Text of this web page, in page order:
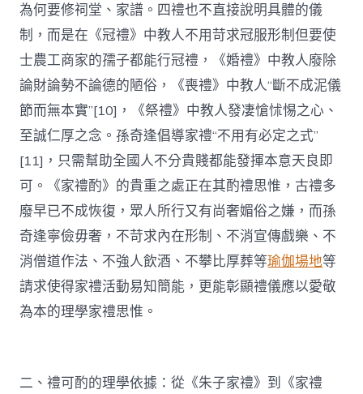
為何要修祠堂、家譜。四禮也不直接說明具體的儀
制，而是在《冠禮》中教人不用苛求冠服形制但要使
士農工商家的孺子都能行冠禮，《婚禮》中教人廢除
論財論勢不論德的陋俗，《喪禮》中教人“斷不成泥儀
節而無本實”[10]，《祭禮》中教人發凄愴怵惕之心、
至誠仁厚之念。孫奇逢倡導家禮“不用有必定之式”
[11]，只需幫助全國人不分貴賤都能發揮本意天良即
可。《家禮酌》的貴重之處正在其酌禮思惟，古禮多
廢早已不成恢復，眾人所行又有尚奢媚俗之嫌，而孫
奇逢寧儉毋奢，不苛求內在形制、不消宣傳戲樂、不
消僧道作法、不強人飲酒、不攀比厚葬等瑜伽場地等
請求使得家禮活動易知簡能，更能彰顯禮儀應以愛敬
為本的理學家禮思惟。
二、禮可酌的理學依據：從《朱子家禮》到《家禮